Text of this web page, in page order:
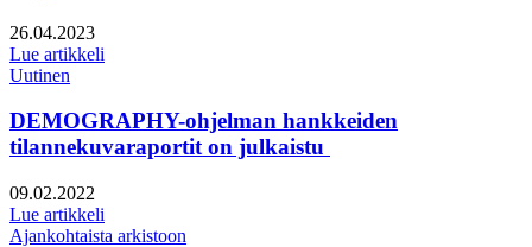
Julkaistu:
26.04.2023
Lue artikkeli
Uutinen
DEMOGRAPHY-ohjelman hankkeiden
tilannekuvaraportit on julkaistu
Julkaistu:
09.02.2022
Lue artikkeli
Ajankohtaista arkistoon